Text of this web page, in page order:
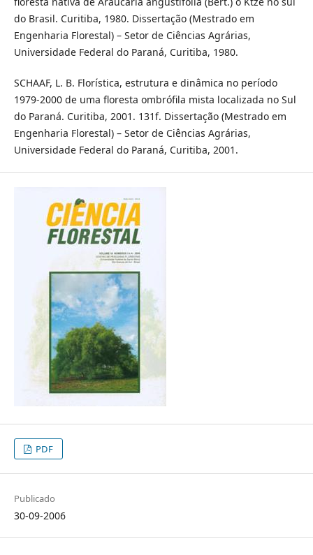
do Brasil. Curitiba, 1980. Dissertação (Mestrado em
Engenharia Florestal) – Setor de Ciências Agrárias,
Universidade Federal do Paraná, Curitiba, 1980.
SCHAAF, L. B. Florística, estrutura e dinâmica no período
1979-2000 de uma floresta ombrófila mista localizada no Sul
do Paraná. Curitiba, 2001. 131f. Dissertação (Mestrado em
Engenharia Florestal) – Setor de Ciências Agrárias,
Universidade Federal do Paraná, Curitiba, 2001.
PDF
Publicado
30-09-2006